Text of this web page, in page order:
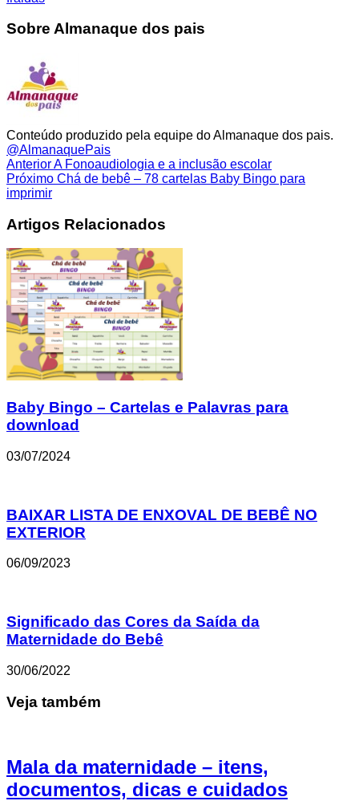
Sobre Almanaque dos pais
Conteúdo produzido pela equipe do Almanaque dos pais.
@AlmanaquePais
AnteriorA Fonoaudiologia e a inclusão escolar
Próximo Chá de bebê – 78 cartelas Baby Bingo para
imprimir
Artigos Relacionados
Baby Bingo – Cartelas e Palavras para
download
03/07/2024
BAIXAR LISTA DE ENXOVAL DE BEBÊ NO
EXTERIOR
06/09/2023
Significado das Cores da Saída da
Maternidade do Bebê
30/06/2022
Veja também
Mala da maternidade – itens,
documentos, dicas e cuidados